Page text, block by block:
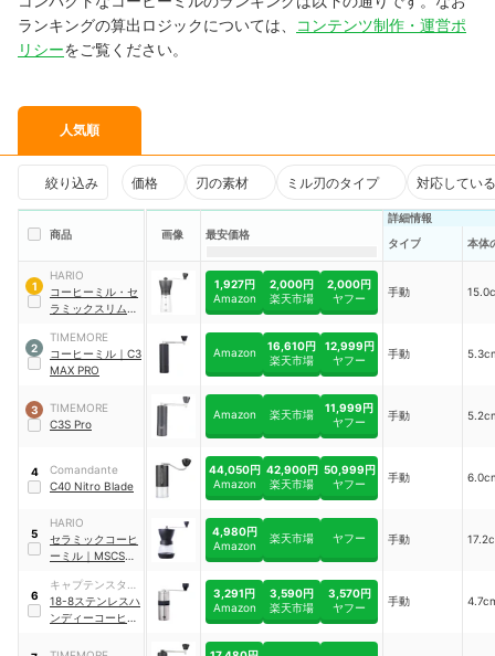
ランキングの算出ロジックについては、
コンテンツ制作・運営ポ
リシーをご覧ください。
人気順
絞り込み 価格 刃の素材 ミル刃のタイプ 対応してい
商品 画像 最安価格
詳細情報
タイプ
本体
1
HARIO
コーヒーミル・セ
ラミックスリム
1,927円
Amazon
2,000円
楽天市場
2,000円
ヤフー
手動
2
TIMEMORE
コーヒーミル ｜ ‎C3
MAX PRO
Amazon
16,610円
楽天市場
12,999円
ヤフー
手動
3
TIMEMORE
C3S Pro
Amazon 楽天市場
11,999円
ヤフー
手動
4
Comandante
C40 Nitro Blade
44,050円
Amazon
42,900円
楽天市場
50,999円
ヤフー
手動
5
HARIO
セラミックコーヒ
ーミル ｜ MSCS-
4,980円
Amazon
楽天市場 ヤフー 手動
6
キャプテンスタッ
グ
18-8ステンレスハ
ンディーコーヒー
3,291円
Amazon
3,590円
楽天市場
3,570円
ヤフー
手動